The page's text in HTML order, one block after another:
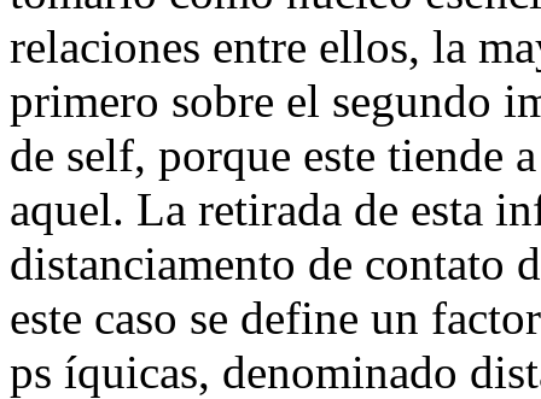
relaciones entre ellos, la
primero sobre el segundo
de self, porque este tiende
aquel. La retirada de esta
distanciamento de contato
este caso se define un
ps íquicas, denominado